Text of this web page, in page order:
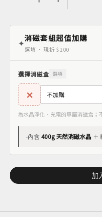
✦消磁套組超值加購
選填 · 現折 $100
選擇消磁盒 選填
✕
為水晶淨化、充電的專屬消磁盒；
-內含400g 天然消磁水晶 ＋
加